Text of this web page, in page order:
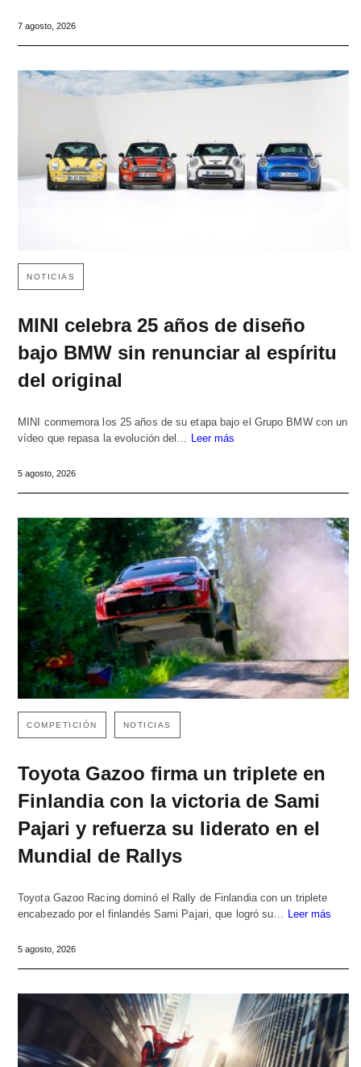
7 agosto, 2026
NOTICIAS
MINI celebra 25 años de diseño
bajo BMW sin renunciar al espíritu
del original
MINI conmemora los 25 años de su etapa bajo el Grupo BMW con un
vídeo que repasa la evolución del… Leer más
5 agosto, 2026
COMPETICIÓN NOTICIAS
Toyota Gazoo firma un triplete en
Finlandia con la victoria de Sami
Pajari y refuerza su liderato en el
Mundial de Rallys
Toyota Gazoo Racing dominó el Rally de Finlandia con un triplete
encabezado por el finlandés Sami Pajari, que logró su… Leer más
5 agosto, 2026